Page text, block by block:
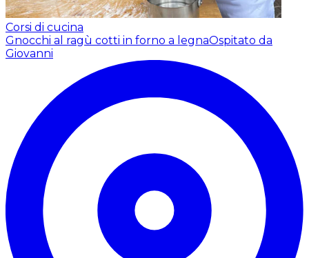
Corsi di cucina
Gnocchi al ragù cotti in forno a legnaOspitato da
Giovanni